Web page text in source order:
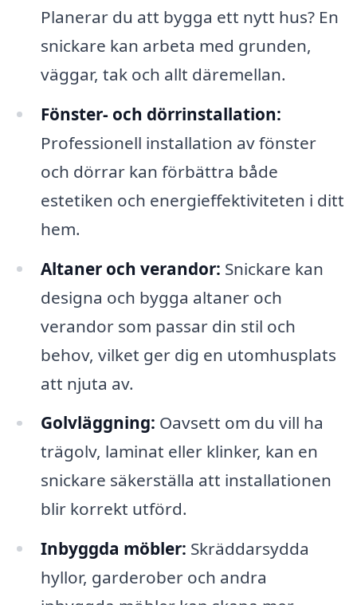
Planerar du att bygga ett nytt hus? En
snickare kan arbeta med grunden,
väggar, tak och allt däremellan.
Fönster- och dörrinstallation:
Professionell installation av fönster
och dörrar kan förbättra både
estetiken och energieffektiviteten i ditt
hem.
Altaner och verandor: Snickare kan
designa och bygga altaner och
verandor som passar din stil och
behov, vilket ger dig en utomhusplats
att njuta av.
Golvläggning: Oavsett om du vill ha
trägolv, laminat eller klinker, kan en
snickare säkerställa att installationen
blir korrekt utförd.
Inbyggda möbler: Skräddarsydda
hyllor, garderober och andra